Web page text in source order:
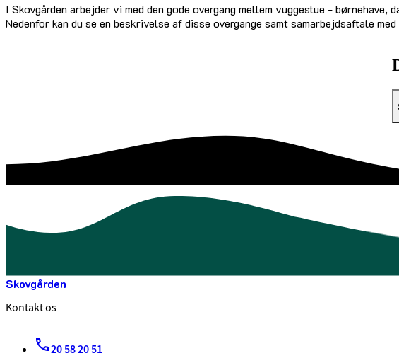
I Skovgården arbejder vi med den gode overgang mellem vuggestue - børnehave,
Nedenfor kan du se en beskrivelse af disse overgange samt samarbejdsaftale
Skovgården
Kontakt os
20 58 20 51